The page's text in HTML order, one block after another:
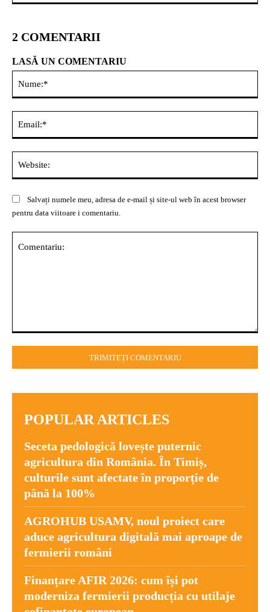
2 COMENTARII
LASĂ UN COMENTARIU
Salvați numele meu, adresa de e-mail și site-ul web în acest browser
pentru data viitoare i comentariu.
POPULAR ARTICLES
Seceta pedologică lovește puternic
agricultura din România. În Timiș,
culturile sunt afectate în proporție de
până la 100%
AGROHUB USAMV, noul proiect care
aduce agricultura digitală mai aproape de
fermierii români
Finanțare AFIR 2026: cum își pot
moderniza fermierii producția cu utilaje